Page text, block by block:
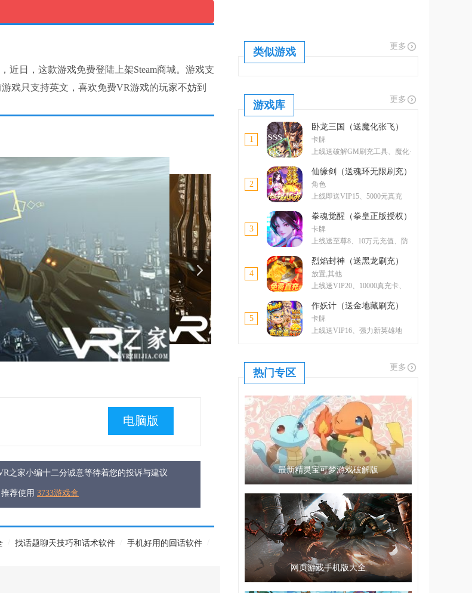
近日，这款游戏免费登陆上架Steam商城。游戏支
戏只支持英文，喜欢免费VR游戏的玩家不妨到
电脑版
之家小编十二分诚意等待着您的投诉与建议
荐使用 3733游戏盒
找话题聊天技巧和话术软件 手机好用的回话软件
类似游戏 更多
游戏库 更多
1
卧龙三国（送魔化张飞）
卡牌
上线送破解GM刷充工具、魔化·
2
仙缘剑（送魂环无限刷充）
角色
上线即送VIP15、5000元真充
3
拳魂觉醒（拳皇正版授权）
卡牌
上线送至尊8、10万元充值、防
4
烈焰封神（送黑龙刷充）
放置,其他
上线送VIP20、10000真充卡、
5
作妖计（送金地藏刷充）
卡牌
上线送VIP16、强力新英雄地
热门专区 更多
最新精灵宝可梦游戏破解版
网页游戏手机版大全